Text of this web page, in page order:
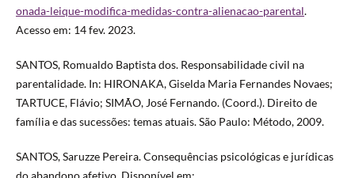
onada-leique-modifica-medidas-contra-alienacao-parental.
Acesso em: 14 fev. 2023.
SANTOS, Romualdo Baptista dos. Responsabilidade civil na
parentalidade. In: HIRONAKA, Giselda Maria Fernandes Novaes;
TARTUCE, Flávio; SIMÃO, José Fernando. (Coord.). Direito de
família e das sucessões: temas atuais. São Paulo: Método, 2009.
SANTOS, Saruzze Pereira. Consequências psicológicas e jurídicas